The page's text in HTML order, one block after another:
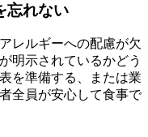
忘れない
レルギーへの配慮が欠
明示されているかどう
を準備する、または業
全員が安心して食事で